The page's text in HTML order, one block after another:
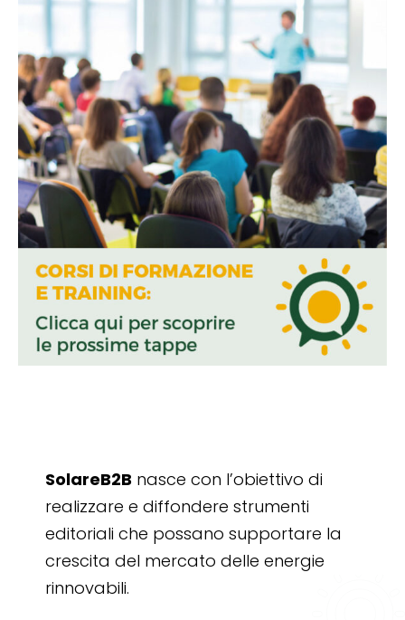
SolareB2B nasce con l’obiettivo di
realizzare e diffondere strumenti
editoriali che possano supportare la
crescita del mercato delle energie
rinnovabili.